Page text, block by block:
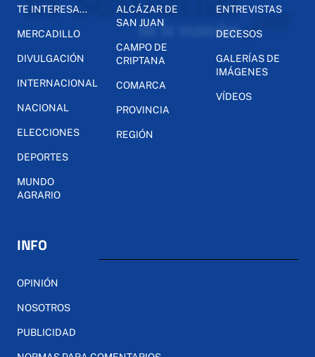
TE INTERESA...
MERCADILLO
DIVULGACIÓN
INTERNACIONAL
NACIONAL
ELECCIONES
DEPORTES
MUNDO
AGRARIO
ALCÁZAR DE
SAN JUAN
CAMPO DE
CRIPTANA
COMARCA
PROVINCIA
REGIÓN
ENTREVISTAS
DECESOS
GALERÍAS DE
IMÁGENES
VÍDEOS
INFO
OPINIÓN
NOSOTROS
PUBLICIDAD